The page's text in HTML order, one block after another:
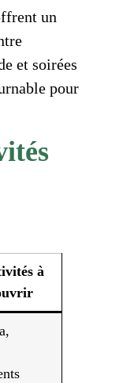
un
et soirées
pour
à